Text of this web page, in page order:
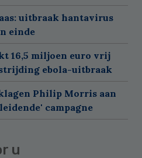
uitbraak hantavirus
einde
16,5 miljoen euro vrij
ebola-uitbraak
Philip Morris aan
campagne
u